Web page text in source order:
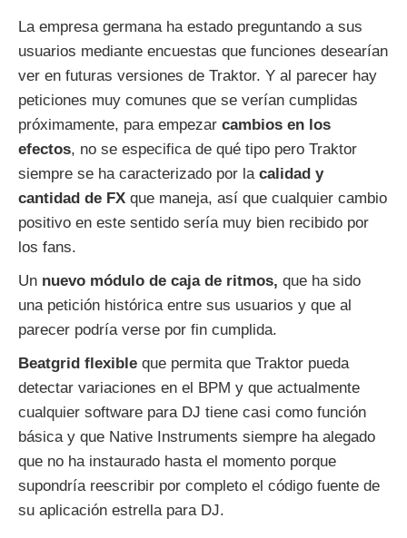
La empresa germana ha estado preguntando a sus
usuarios mediante encuestas que funciones desearían
ver en futuras versiones de Traktor. Y al parecer hay
peticiones muy comunes que se verían cumplidas
próximamente, para empezar cambios en los
efectos, no se especifica de qué tipo pero Traktor
siempre se ha caracterizado por la calidad y
cantidad de FX que maneja, así que cualquier cambio
positivo en este sentido sería muy bien recibido por
los fans.
Un nuevo módulo de caja de ritmos, que ha sido
una petición histórica entre sus usuarios y que al
parecer podría verse por fin cumplida.
Beatgrid flexible que permita que Traktor pueda
detectar variaciones en el BPM y que actualmente
cualquier software para DJ tiene casi como función
básica y que Native Instruments siempre ha alegado
que no ha instaurado hasta el momento porque
supondría reescribir por completo el código fuente de
su aplicación estrella para DJ.